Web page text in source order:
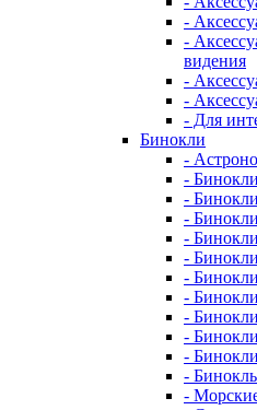
-
-
видения
-
-
- Для
Бинокли
-
-
-
-
-
-
-
-
-
-
-
-
-